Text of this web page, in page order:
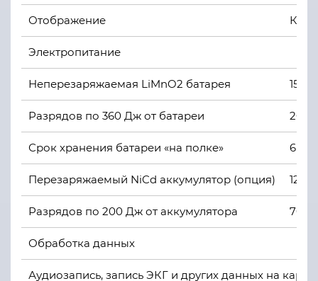
Отображение
Электропитание
Неперезаряжаемая LiMnO2 батарея 15 В
Разрядов по 360 Дж от батареи 200
Срок хранения батареи «на полке» 6 лет
Перезаряжаемый NiCd аккумулятор (опция) 12 В
Разрядов по 200 Дж от аккумулятора 70
Обработка данных
Аудиозапись, запись ЭКГ и других данных на карту